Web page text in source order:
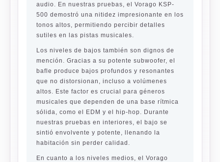
audio. En nuestras pruebas, el Vorago KSP-
500 demostró una nitidez impresionante en los
tonos altos, permitiendo percibir detalles
sutiles en las pistas musicales.
Los niveles de bajos también son dignos de
mención. Gracias a su potente subwoofer, el
bafle produce bajos profundos y resonantes
que no distorsionan, incluso a volúmenes
altos. Este factor es crucial para géneros
musicales que dependen de una base rítmica
sólida, como el EDM y el hip-hop. Durante
nuestras pruebas en interiores, el bajo se
sintió envolvente y potente, llenando la
habitación sin perder calidad.
En cuanto a los niveles medios, el Vorago